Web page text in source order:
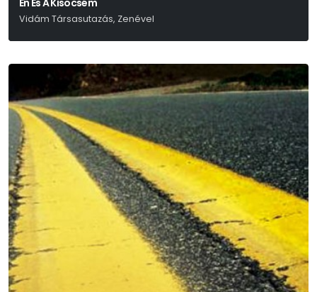
Vidám Társasutazás, Zenével